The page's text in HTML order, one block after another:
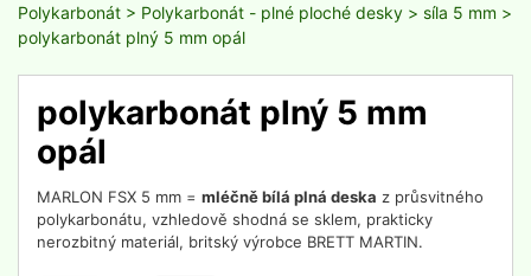
Polykarbonát > Polykarbonát - plné ploché desky > síla 5 mm >
polykarbonát plný 5 mm opál
polykarbonát plný 5 mm
opál
MARLON FSX 5 mm = mléčně bílá plná deska z průsvitného
polykarbonátu, vzhledově shodná se sklem, prakticky
nerozbitný materiál, britský výrobce BRETT MARTIN.